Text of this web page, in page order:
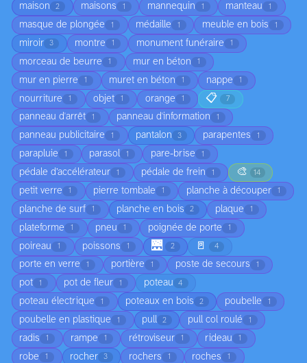
maison 2 maisons 1 mannequin 1 manteau 1
masque de plongée 1 médaille 1 meuble en bois 1
miroir 3 montre 1 monument funéraire 1
morceau de beurre 1 mur en béton 1
mur en pierre 1 muret en béton 1 nappe 1
nourriture 1 objet 1 orange 1 📋 7
panneau d'arrêt 1 panneau d'information 1
panneau publicitaire 1 pantalon 3 parapentes 1
parapluie 1 parasol 1 pare-brise 1
pédale d’accélérateur 1 pédale de frein 1 🎨 14
petit verre 1 pierre tombale 1 planche à découper 1
planche de surf 1 planche en bois 2 plaque 1
plateforme 1 pneu 1 poignée de porte 1
poireau 1 poissons 1 🌉 2 🚪 4
porte en verre 1 portière 1 poste de secours 1
pot 1 pot de fleur 1 poteau 4
poteau électrique 1 poteaux en bois 2 poubelle 1
poubelle en plastique 1 pull 2 pull col roulé 1
radis 1 rampe 1 rétroviseur 1 rideau 1
robe 1 rocher 3 rochers 1 roches 1